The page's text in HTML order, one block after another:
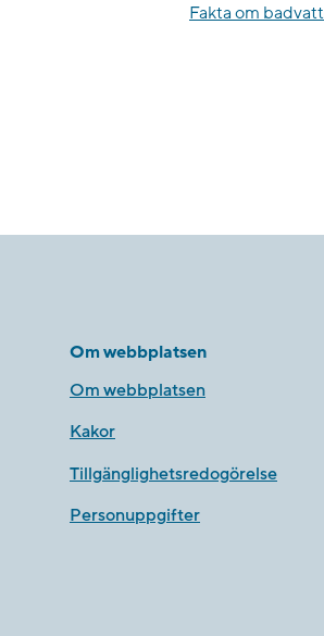
Fakta om
Om webbplatsen
Om webbplatsen
Kakor
Tillgänglighetsredogörelse
Personuppgifter